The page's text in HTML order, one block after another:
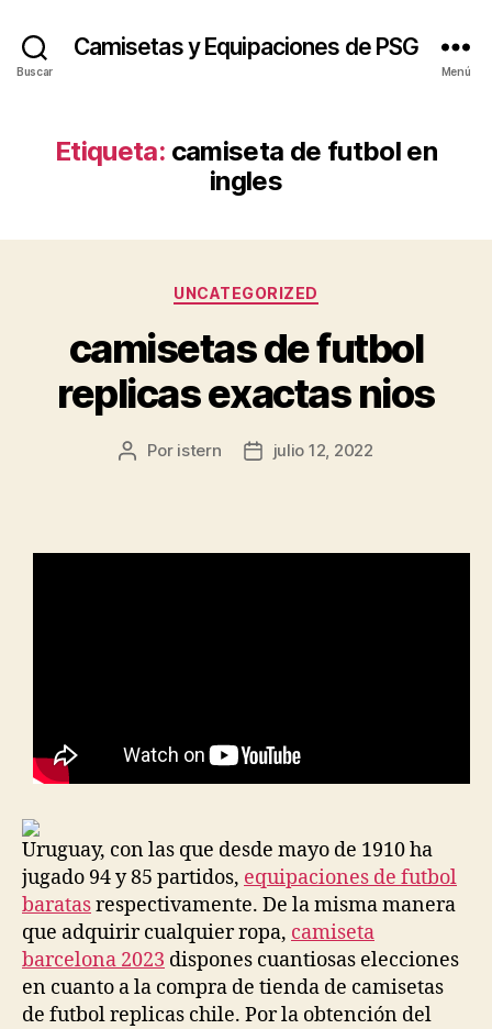
Buscar
Camisetas y Equipaciones de PSG
Menú
Etiqueta: camiseta de futbol en
ingles
Categorías
UNCATEGORIZED
camisetas de futbol
replicas exactas nios
Autor
Por istern
Fechajulio 12, 2022
Uruguay, con las que desde mayo de 1910 ha
jugado 94 y 85 partidos, equipaciones de futbol
baratasrespectivamente. De la misma manera
que adquirir cualquier ropa, camiseta
barcelona 2023 dispones cuantiosas elecciones
en cuanto a la compra de tienda de camisetas
de futbol replicas chile. Por la obtención del